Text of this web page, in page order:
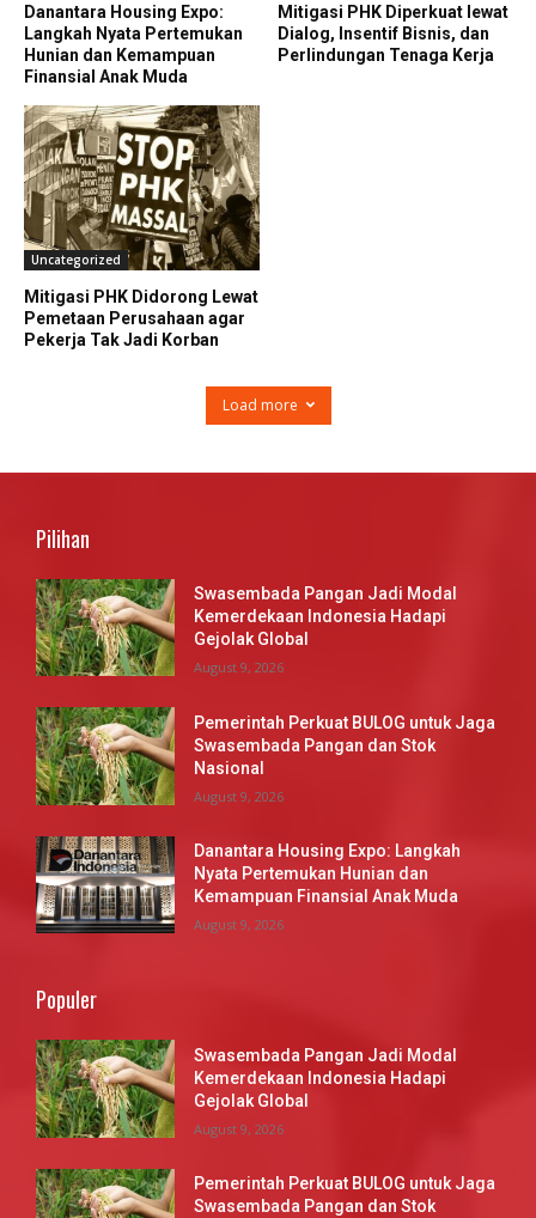
Danantara Housing Expo:
Langkah Nyata Pertemukan
Hunian dan Kemampuan
Finansial Anak Muda
Mitigasi PHK Diperkuat lewat
Dialog, Insentif Bisnis, dan
Perlindungan Tenaga Kerja
Uncategorized
Mitigasi PHK Didorong Lewat
Pemetaan Perusahaan agar
Pekerja Tak Jadi Korban
Load more
Pilihan
Swasembada Pangan Jadi Modal
Kemerdekaan Indonesia Hadapi
Gejolak Global
August 9, 2026
Pemerintah Perkuat BULOG untuk Jaga
Swasembada Pangan dan Stok
Nasional
August 9, 2026
Danantara Housing Expo: Langkah
Nyata Pertemukan Hunian dan
Kemampuan Finansial Anak Muda
August 9, 2026
Populer
Swasembada Pangan Jadi Modal
Kemerdekaan Indonesia Hadapi
Gejolak Global
August 9, 2026
Pemerintah Perkuat BULOG untuk Jaga
Swasembada Pangan dan Stok